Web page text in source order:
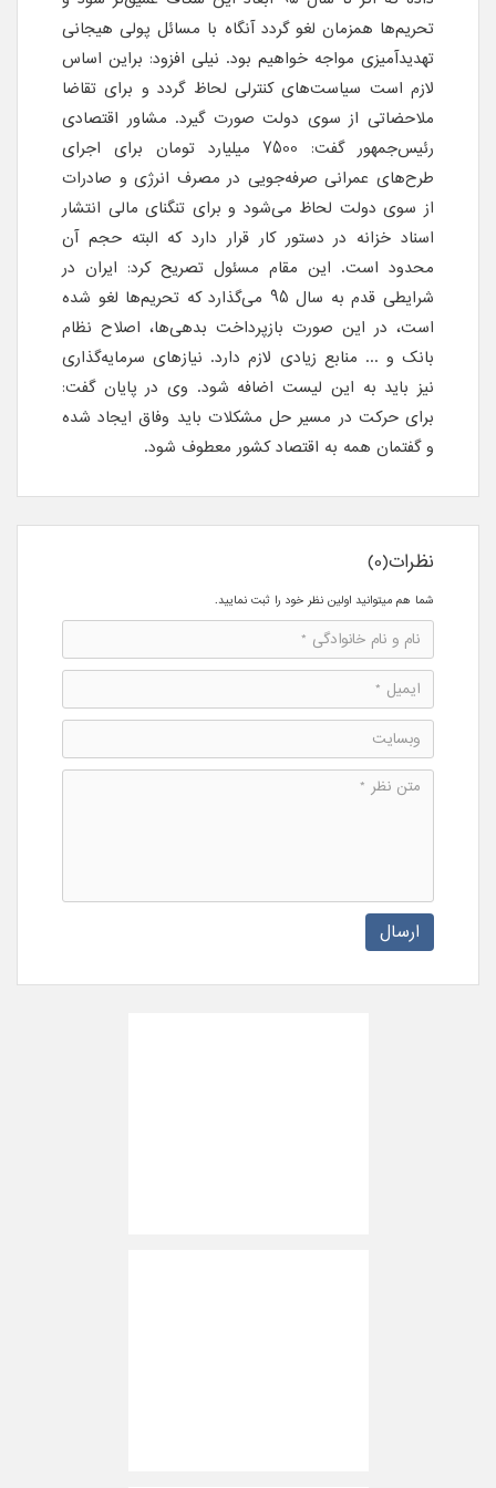
تحریم‌ها همزمان لغو گردد آنگاه با مسائل پولی هیجانی
تهدیدآمیزی مواجه خواهیم بود. نیلی افزود: براین اساس
لازم است سیاست‌های کنترلی لحاظ گردد و برای تقاضا
ملاحضاتی از سوی دولت صورت گیرد. مشاور اقتصادی
رئیس‌جمهور گفت: 7500 میلیارد تومان برای اجرای
طرح‌های عمرانی صرفه‌جویی در مصرف انرژی و صادرات
از سوی دولت لحاظ می‌شود و برای تنگنای مالی انتشار
اسناد خزانه در دستور کار قرار دارد که البته حجم آن
محدود است. این مقام مسئول تصریح کرد: ایران در
شرایطی قدم به سال 95 می‌گذارد که تحریم‌ها لغو شده
است، در این صورت بازپرداخت بدهی‌ها، اصلاح نظام
بانک و ... منابع زیادی لازم دارد. نیازهای سرمایه‌گذاری
نیز باید به این لیست اضافه شود. وی در پایان گفت:
برای حرکت در مسیر حل مشکلات باید وفاق ایجاد شده
و گفتمان همه به اقتصاد کشور معطوف شود.
نظرات(0)
شما هم میتوانید اولین نظر خود را ثبت نمایید.
ارسال